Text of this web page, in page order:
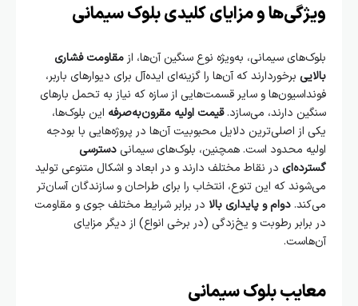
ویژگی‌ها و مزایای کلیدی بلوک سیمانی
بلوک‌های سیمانی، به‌ویژه نوع سنگین آن‌ها، از مقاومت فشاری
بالایی برخوردارند که آن‌ها را گزینه‌ای ایده‌آل برای دیوارهای باربر،
فونداسیون‌ها و سایر قسمت‌هایی از سازه که نیاز به تحمل بارهای
سنگین دارند، می‌سازد.قیمت اولیه مقرون‌به‌صرفه این بلوک‌ها،
یکی از اصلی‌ترین دلایل محبوبیت آن‌ها در پروژه‌هایی با بودجه
اولیه محدود است. همچنین، بلوک‌های سیمانی دسترسی
گسترده‌ای در نقاط مختلف دارند و در ابعاد و اشکال متنوعی تولید
می‌شوند که این تنوع، انتخاب را برای طراحان و سازندگان آسان‌تر
می‌کند. دوام و پایداری بالا در برابر شرایط مختلف جوی و مقاومت
در برابر رطوبت و یخ‌زدگی (در برخی انواع) از دیگر مزایای
آن‌هاست.
معایب بلوک سیمانی